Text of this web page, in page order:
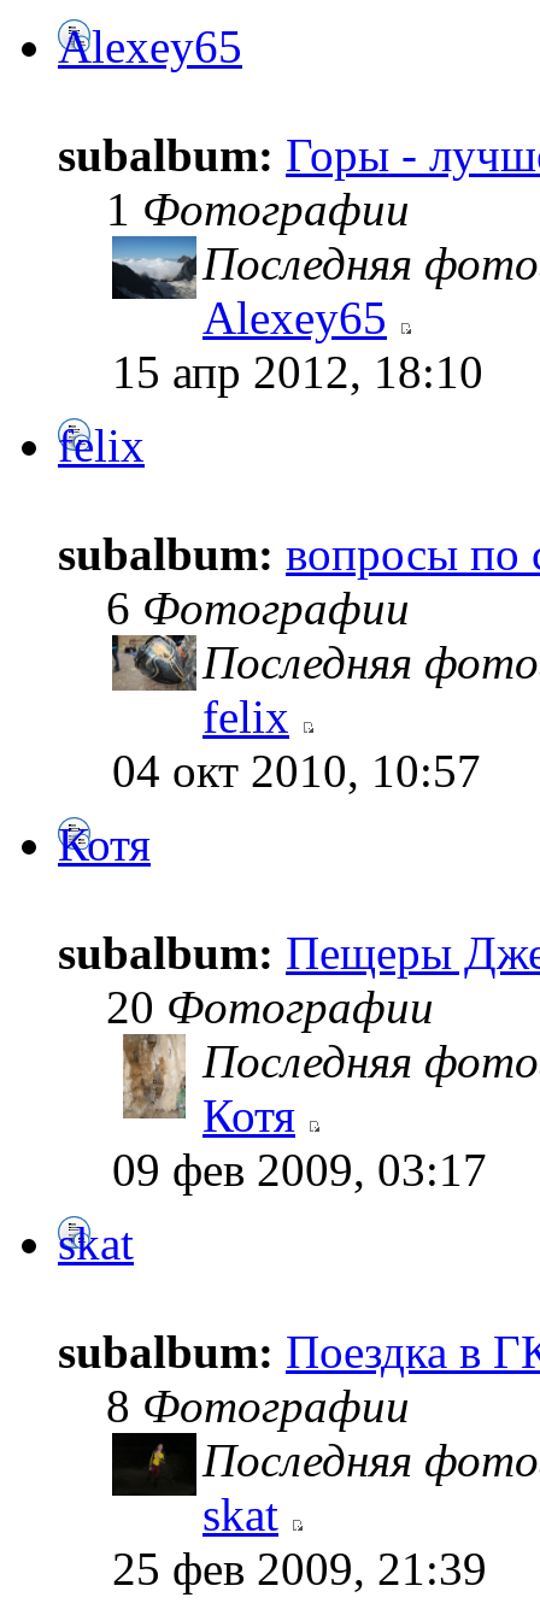
Alexey65
subalbum: Горы -
1 Фотографии
Последняя
Alexey65
15 апр 2012, 18:10
felix
subalbum: вопросы по
6 Фотографии
Последняя
felix
04 окт 2010, 10:57
Котя
subalbum: Пещеры
20 Фотографии
Последняя
Котя
09 фев 2009, 03:17
skat
subalbum: Поездка в
8 Фотографии
Последняя
skat
25 фев 2009, 21:39